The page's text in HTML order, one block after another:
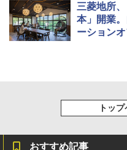
三菱地所
本」開業
ーション
トッ
おすすめ記事